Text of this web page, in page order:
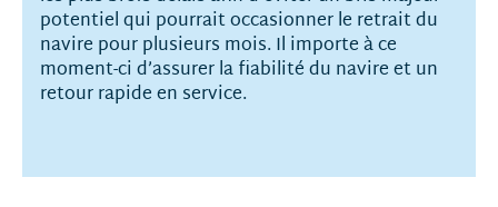
potentiel qui pourrait occasionner le retrait du
navire pour plusieurs mois. Il importe à ce
moment-ci d’assurer la fiabilité du navire et un
retour rapide en service.